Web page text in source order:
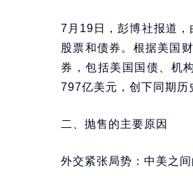
7月19日，彭博社报道
股票和债券。根据美国
券，包括美国国债、机
797亿美元，创下同期历
二、抛售的主要原因
外交紧张局势：中美之